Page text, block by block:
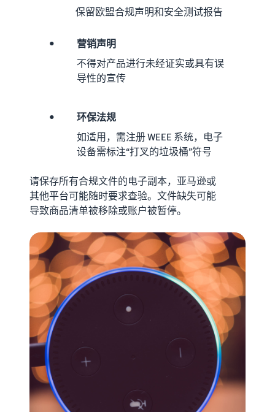
保留欧盟合规声明和安全测试报告
•
营销声明
不得对产品进行未经证实或具有误
导性的宣传
•
环保法规
如适用，需注册 WEEE 系统，电子
设备需标注“打叉的垃圾桶”符号
请保存所有合规文件的电子副本，亚马逊或
其他平台可能随时要求查验。文件缺失可能
导致商品清单被移除或账户被暂停。